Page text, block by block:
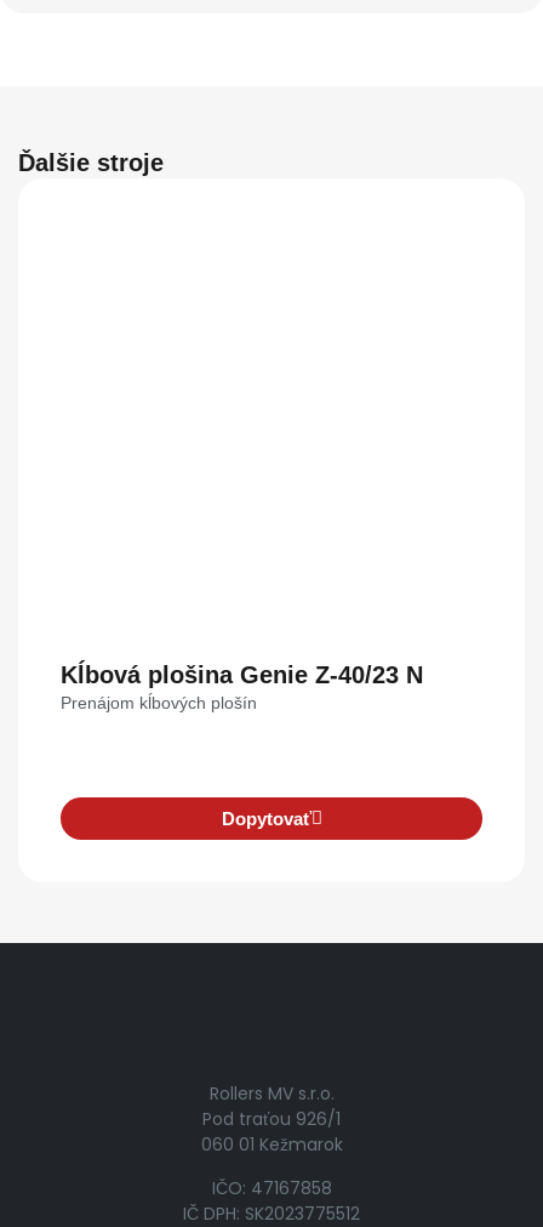
Ďalšie stroje
Kĺbová plošina Genie Z-40/23 N
Prenájom kĺbových plošín
Dopytovať
Rollers MV s.r.o.
Pod traťou 926/1
060 01 Kežmarok
IČO: 47167858
IČ DPH: SK2023775512